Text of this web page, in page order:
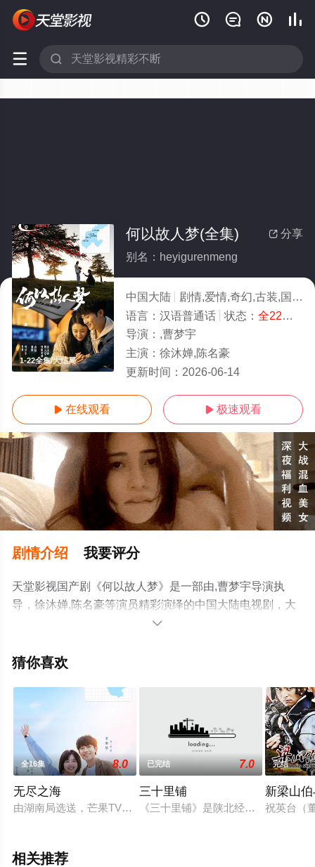
   
 
1-22全集/大结局
 分享
何以故人梦(全集)
别名：heyigurenmeng
中国大陆 剧情,爱情,奇幻,古装,国产
语言： 汉语普通话 状态： 全22集
导演： ,曹梦宇
主演： 徐沐婵,陈名豪
更新时间： 2026-06-14
 在线观看  极速观看
剧情介绍 我要评分
天堂影视国产剧《何以故人梦》是一部由,曹梦宇导演执
导，徐沐婵,陈名豪等演员精彩演绎的中国大陆电视剧，大
结局剧情已揭晓（1-22全集），手机免费观看高清未删减
至豆瓣电视剧、电视猫或剧情网等平台了解。

猜你喜欢
全16集 8.0
无尽之海
由湖南局选送，芒果TV出品并制作，10分钟*16集，取景地为
已完结 7.0
三十里铺
《三十里铺》是陕北经典民歌。编
完结
新梁山
祝英台（
相关推荐